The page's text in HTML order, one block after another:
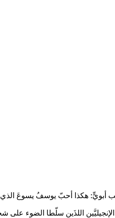
أبويٍّ: هكذا أحبّ يوسفُ يسوعَ الذي
اللذَين سلّطا الضوء على